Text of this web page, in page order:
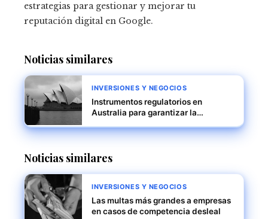
estrategias para gestionar y mejorar tu
reputación digital en Google.
Noticias similares
INVERSIONES Y NEGOCIOS
Instrumentos regulatorios en
Australia para garantizar la
Noticias similares
INVERSIONES Y NEGOCIOS
Las multas más grandes a empresas
en casos de competencia desleal